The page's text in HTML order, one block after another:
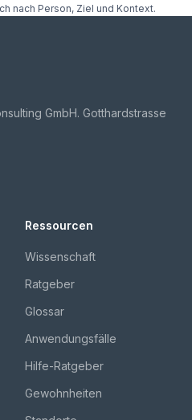
nach Person, Ziel und Kontext.
GmbH. Gotthardstrasse
Ressourcen
Wissenschaft
Ratgeber
Glossar
Anwendungsfälle
Hilfe-Ratgeber
Gewohnheiten